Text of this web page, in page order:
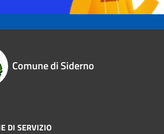
Comune di Siderno
DI SERVIZIO